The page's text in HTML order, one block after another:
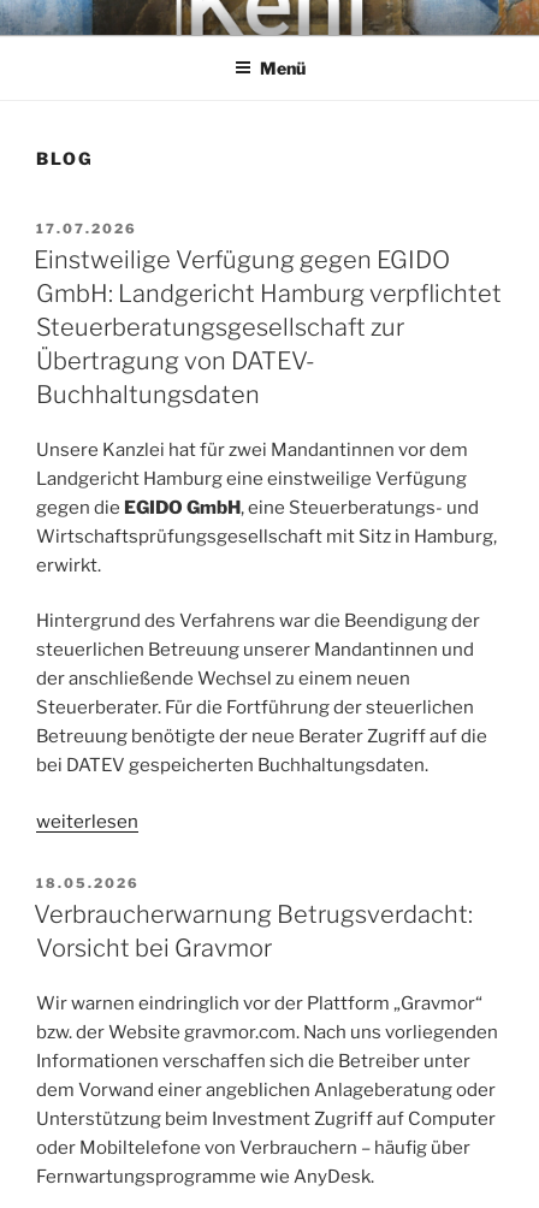
Zum
InhaltKEHL
Rechtsanwaltsgesellschaft mbH
Menü
BLOG
VERÖFFENTLICHT
AM
17.07.2026
Einstweilige Verfügung gegen EGIDO
GmbH: Landgericht Hamburg verpflichtet
Steuerberatungsgesellschaft zur
Übertragung von DATEV-
Buchhaltungsdaten
Unsere Kanzlei hat für zwei Mandantinnen vor dem
Landgericht Hamburg eine einstweilige Verfügung
gegen die EGIDO GmbH, eine Steuerberatungs- und
Wirtschaftsprüfungsgesellschaft mit Sitz in Hamburg,
erwirkt.
Hintergrund des Verfahrens war die Beendigung der
steuerlichen Betreuung unserer Mandantinnen und
der anschließende Wechsel zu einem neuen
Steuerberater. Für die Fortführung der steuerlichen
Betreuung benötigte der neue Berater Zugriff auf die
bei DATEV gespeicherten Buchhaltungsdaten.
„Einstweilige
gegen
EGIDO
GmbH:
Landgericht
Hamburg
verpflichtet
Steuerberatungsgesellschaft
zur
Übertragung
von
DATEV-
weiterlesen
VERÖFFENTLICHT
AM
18.05.2026
Verbraucherwarnung Betrugsverdacht:
Vorsicht bei Gravmor
Wir warnen eindringlich vor der Plattform „Gravmor“
bzw. der Website gravmor.com. Nach uns vorliegenden
Informationen verschaffen sich die Betreiber unter
dem Vorwand einer angeblichen Anlageberatung oder
Unterstützung beim Investment Zugriff auf Computer
oder Mobiltelefone von Verbrauchern – häufig über
Fernwartungsprogramme wie AnyDesk.